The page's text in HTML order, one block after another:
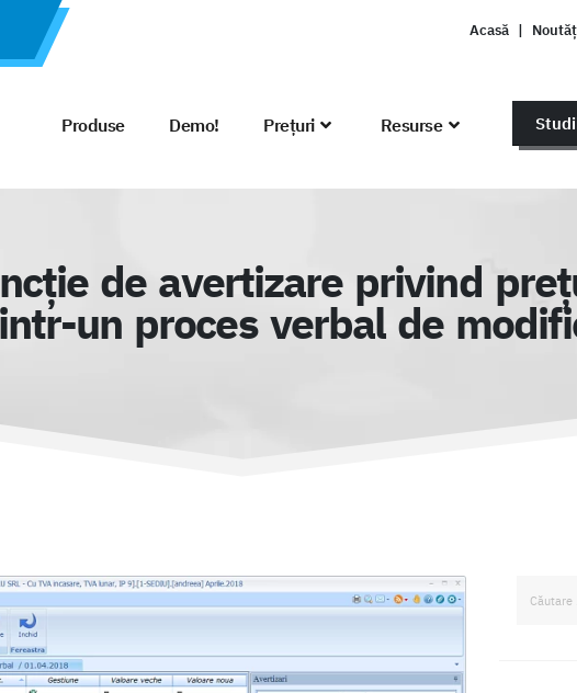
Acasă |
Produse Demo! Prețuri Resurse
de avertizare privind
un proces verbal de